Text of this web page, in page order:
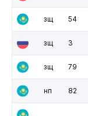
зщ 54
зщ 3
зщ 79
нп 82